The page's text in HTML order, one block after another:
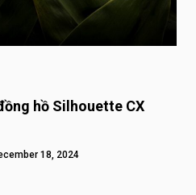
hồ Silhouette CX
18, 2024